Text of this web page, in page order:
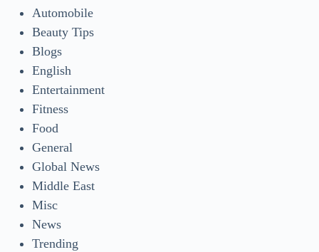
Automobile
Beauty Tips
Blogs
English
Entertainment
Fitness
Food
General
Global News
Middle East
Misc
News
Trending